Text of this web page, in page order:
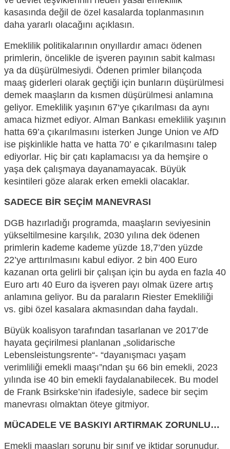
kasasında değil de özel kasalarda toplanmasının
daha yarar lı olacağını açıklasın.
Emeklilik politikalarının onyıllardır amacı ödenen
primlerin, öncelikle de işveren payının sabit kalması
ya da düşürülmesiydi. Ödenen primler bilançoda
maaş giderleri olarak geçtiği için bunların düşürülmesi
demek maaşların da kısmen düşürülmesi anlamına
geliyor. Emeklilik yaşının 67‘ye çıkarılması da aynı
amaca hizmet ediyor. Alman Bankası emeklilik yaşının
hatta 69’a çıkarılmasını isterken Junge Union ve AfD
ise pişkinlikle hatta ve hatta 70’ e çıkarılmasını talep
ediyorlar. Hiç bir çatı kaplamacısı ya da hemşire o
yaşa dek çalışmaya dayanamayacak. Büyük
kesintileri göze alarak erken emekli olacaklar.
SADECE BİR SEÇİM MANEVRASI
DGB hazırladığı programda, maaşların seviyesinin
yükseltilmesine karşılık, 2030 yılına dek ödenen
primlerin kademe kademe yüzde 18,7’den yüzde
22’ye arttırılmasını kabul ediyor. 2 bin 400 Euro
kazanan orta gelirli bir çalışan için bu ayda en fazla 40
Euro artı 40 Euro da işveren payı olmak üzere artış
anlamına geliyor. Bu da paraların Riester Emekliliği
vs. gibi özel kasalara akmasından daha faydalı.
Büyük koalisyon tarafından tasarl anan ve 2017’de
hayata geçirilmesi planlanan „solidarische
Lebensleistungsrente“- “dayanışmacı yaşam
verimliliği emekli maaşı”ndan şu 66 bin emekli, 2023
yılında ise 40 bin emekli faydalanabilecek. Bu model
de Frank Bsirkske’nin ifadesiyle, sadece bir seçim
manevrası olmaktan öteye gitmiyor.
MÜCADELE VE BASKIYI ARTIRMAK ZORUNLU…
Emekli maaşları sorunu bir sınıf ve iktidar sorunudur.